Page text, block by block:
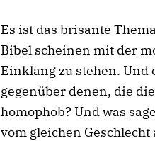
Es ist das brisante
Bibel scheinen mit der
Einklang zu stehen. Und
gegenüber denen, die
homophob? Und was
vom gleichen Geschlecht